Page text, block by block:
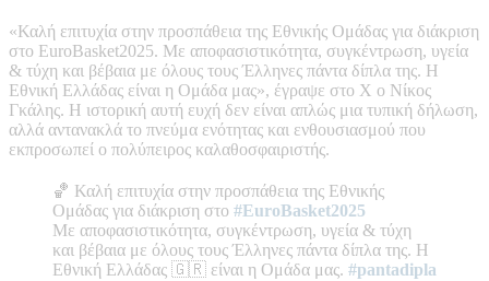
«Καλή επιτυχία στην προσπάθεια της Εθνικής Ομάδας για διάκριση
στο EuroBasket2025. Με αποφασιστικότητα, συγκέντρωση, υγεία
& τύχη και βέβαια με όλους τους Έλληνες πάντα δίπλα της. Η
Εθνική Ελλάδας είναι η Ομάδα μας», έγραψε στο Χ ο Νίκος
Γκάλης. Η ιστορική αυτή ευχή δεν είναι απλώς μια τυπική δήλωση,
αλλά αντανακλά το πνεύμα ενότητας και ενθουσιασμού που
εκπροσωπεί ο πολύπειρος καλαθοσφαιριστής.
🏀 Καλή επιτυχία στην προσπάθεια της Εθνικής
Ομάδας για διάκριση στο #EuroBasket2025
Με αποφασιστικότητα, συγκέντρωση, υγεία & τύχη
και βέβαια με όλους τους Έλληνες πάντα δίπλα της. Η
Εθνική Ελλάδας 🇬🇷 είναι η Ομάδα μας. #pantadipla